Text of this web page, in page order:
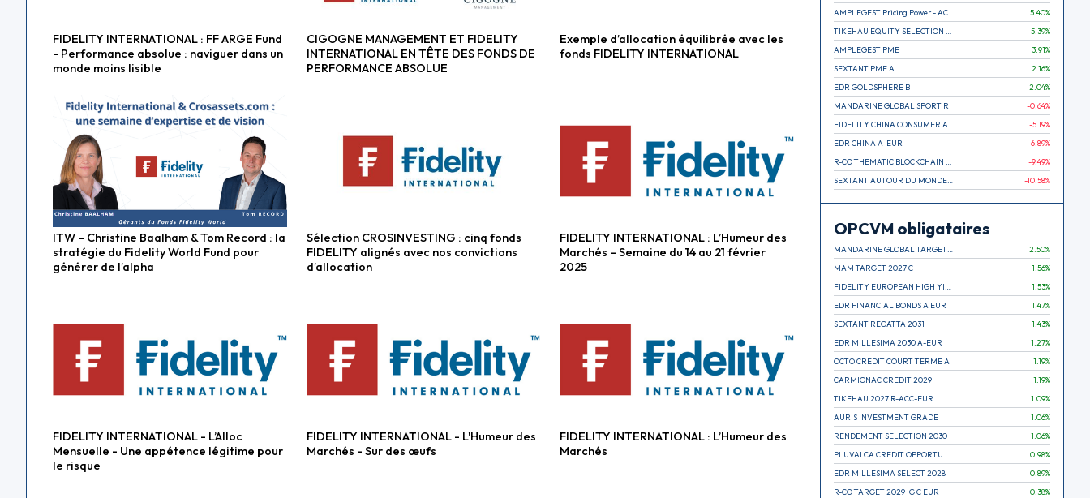
Fonds alternatifs
FIDELITY INTERNATIONAL : FF ARGE Fund
- Performance absolue : naviguer dans un
monde moins lisible
Fonds alternatifs
CIGOGNE MANAGEMENT ET FIDELITY
INTERNATIONAL EN TÊTE DES FONDS DE
PERFORMANCE ABSOLUE
Fonds diversifiés
Exemple d’allocation équilibrée avec les
fonds FIDELITY INTERNATIONAL
Fonds actions
ITW – Christine Baalham & Tom Record : la
stratégie du Fidelity World Fund pour
générer de l’alpha
Fonds actions
Sélection CROSINVESTING : cinq fonds
FIDELITY alignés avec nos convictions
d’allocation
Fonds diversifiés
FIDELITY INTERNATIONAL : L’Humeur des
Marchés – Semaine du 14 au 21 février
2025
Fonds actions
FIDELITY INTERNATIONAL - L’Alloc
Mensuelle - Une appétence légitime pour
le risque
Fonds diversifiés
FIDELITY INTERNATIONAL - L'Humeur des
Marchés - Sur des œufs
Fonds diversifiés
FIDELITY INTERNATIONAL : L’Humeur des
Marchés
AMPLEGEST Pricing Power - AC
5.40%
5.39%
AMPLEGEST PME
3.91%
SEXTANT PME A
2.16%
EDR GOLDSPHERE B
2.04%
MANDARINE GLOBAL SPORT R
-0.64%
-5.19%
EDR CHINA A-EUR
-6.89%
-9.49%
-10.58%
OPCVM obligataires
2.50%
MAM TARGET 2027 C
1.56%
1.53%
EDR FINANCIAL BONDS A EUR
1.47%
SEXTANT REGATTA 2031
1.43%
EDR MILLESIMA 2030 A-EUR
1.27%
OCTO CREDIT COURT TERME A
1.19%
CARMIGNAC CREDIT 2029
1.19%
TIKEHAU 2027 R-ACC-EUR
1.09%
AURIS INVESTMENT GRADE
1.06%
RENDEMENT SELECTION 2030
1.06%
0.98%
EDR MILLESIMA SELECT 2028
0.89%
R-CO TARGET 2029 IG C EUR
0.38%